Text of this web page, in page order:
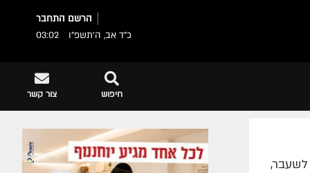
הרשם התחבר
כ"ד אב, ה׳תשפ״ו
03:02
צור קשר חיפוש
לשעבר,